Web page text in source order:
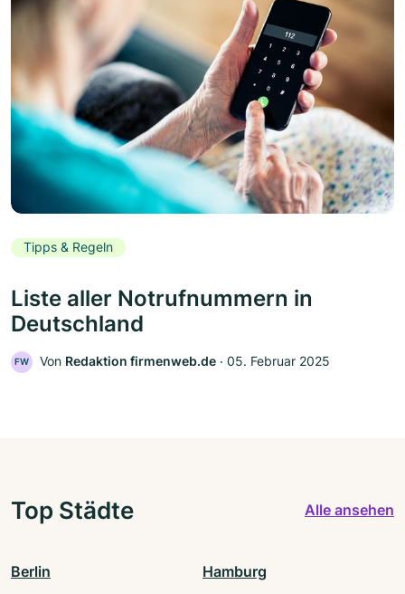
Tipps & Regeln
Liste aller Notrufnummern in
Deutschland
FW Von Redaktion firmenweb.de ‧ 05. Februar 2025
Top Städte Alle ansehen
Berlin Hamburg